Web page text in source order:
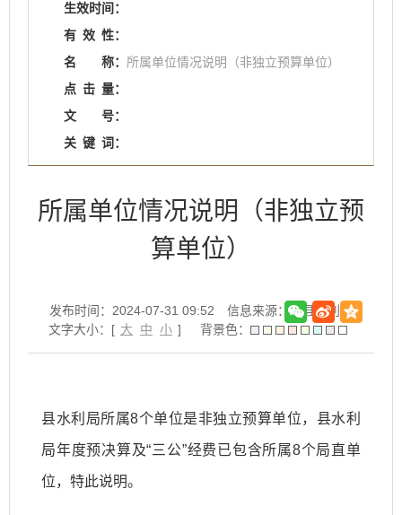
生效时间：
有 效 性：
名
称： 所属单位情况说明（非独立预算单位）
点 击 量：
文
号：
关 键 词：
所属单位情况说明（非独立预
算单位）
发布时间：2024-07-31 09:52
信息来源：寿县水利局
文字大小：[ 大 中 小 ] 背景色：
县水利局所属8个单位是非独立预算单位， 县水利
局年度预决算及“三公”经费已包含所属8个局直单
位，特此说明。